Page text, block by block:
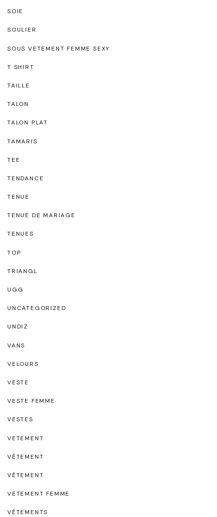
SOIE
SOULIER
SOUS VETEMENT FEMME SEXY
T SHIRT
TAILLE
TALON
TALON PLAT
TAMARIS
TEE
TENDANCE
TENUE
TENUE DE MARIAGE
TENUES
TOP
TRIANGL
UGG
UNCATEGORIZED
UNDIZ
VANS
VELOURS
VESTE
VESTE FEMME
VESTES
VETEMENT
VÉTEMENT
VÊTEMENT
VETEMENT FEMME
VÊTEMENTS